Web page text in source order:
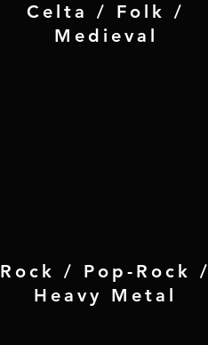
Celta / Folk /
Medieval
Rock / Pop-Rock /
Heavy Metal